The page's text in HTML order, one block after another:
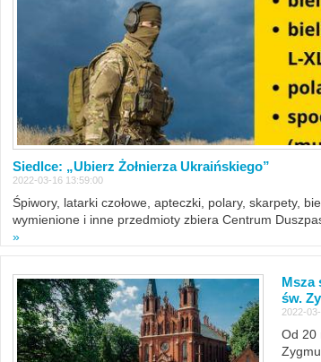
Siedlce: „Ubierz Żołnierza Ukraińskiego”
2022-03-16 13:59:00
Śpiwory, latarki czołowe, apteczki, polary, skarpety,
wymienione i inne przedmioty zbiera Centrum
»
Msza
św.
2022-
Od 20